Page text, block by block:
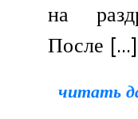
на
После […]
читать